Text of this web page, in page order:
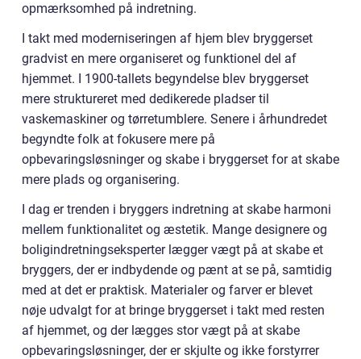
opmærksomhed på indretning.
I takt med moderniseringen af hjem blev bryggerset
gradvist en mere organiseret og funktionel del af
hjemmet. I 1900-tallets begyndelse blev bryggerset
mere struktureret med dedikerede pladser til
vaskemaskiner og tørretumblere. Senere i århundredet
begyndte folk at fokusere mere på
opbevaringsløsninger og skabe i bryggerset for at skabe
mere plads og organisering.
I dag er trenden i bryggers indretning at skabe harmoni
mellem funktionalitet og æstetik. Mange designere og
boligindretningseksperter lægger vægt på at skabe et
bryggers, der er indbydende og pænt at se på, samtidig
med at det er praktisk. Materialer og farver er blevet
nøje udvalgt for at bringe bryggerset i takt med resten
af hjemmet, og der lægges stor vægt på at skabe
opbevaringsløsninger, der er skjulte og ikke forstyrrer